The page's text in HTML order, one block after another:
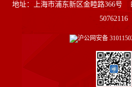
地址：上海市浦东新区金睦路366号
50762116
沪公网安备